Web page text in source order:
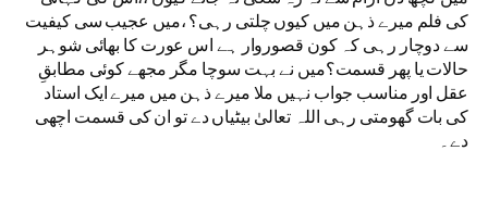
کی فلم میرے ذہن میں کیوں چلتی رہی؟ ،میں عجیب سی کیفیت
سے دوچار رہی کہ کون قصوروار ہے اس عورت کا بھائی شوہر
حالات یا پھر قسمت؟میں نے بہت سوچا مگر مجھے کوئی مطابقِ
عقل اور مناسب جواب نہیں ملا میرے ذہن میں میرے ایک استاد
کی بات گھومتی رہی اللہ تعالیٰ بیٹیاں دے تو ان کی قسمت اچھی
دے۔